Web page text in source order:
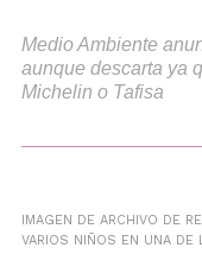
Medio Ambiente
aunque descarta ya
Michelin o Tafisa
IMAGEN DE ARCHIVO DE
VARIOS NIÑOS EN UNA DE